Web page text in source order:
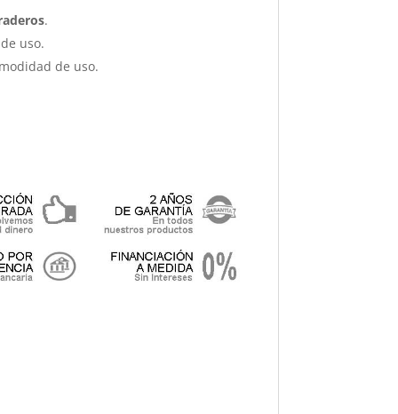
.
uso.
de uso.